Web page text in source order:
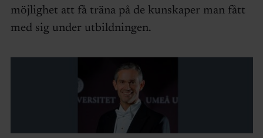
möjlighet att få träna på de kunskaper man fått
med sig under utbildningen.